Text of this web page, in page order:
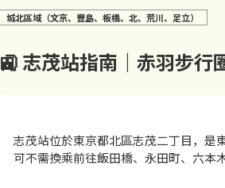
城北區域（文京、豐島、板橋、北、荒川、足立）
🚉 志茂站指南｜赤羽步行
志茂站位於東京都北區志茂二丁目，是
可不需換乘前往飯田橋、永田町、六本